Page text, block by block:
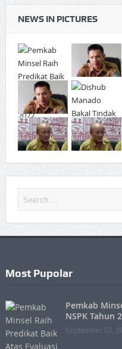
NEWS IN PICTURES
Most Pupolar
Pemkab
NSPK Tahun
September 07,